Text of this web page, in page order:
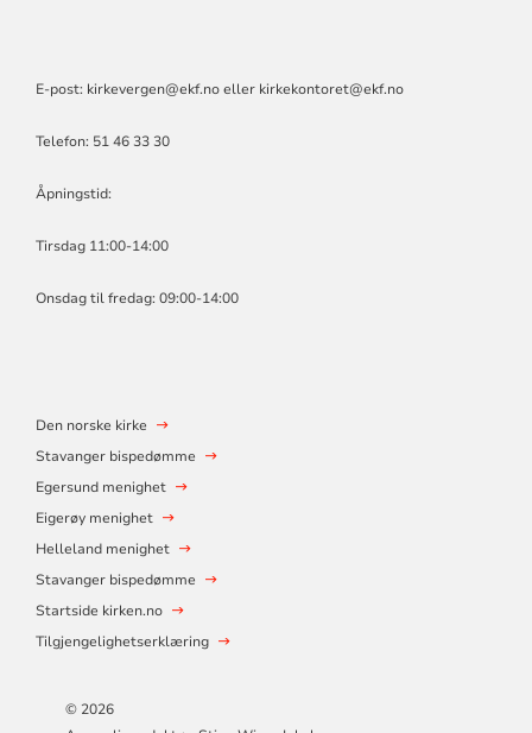
E-post: kirkevergen@ekf.no eller kirkekontoret@ekf.no
Telefon: 51 46 33 30
Åpningstid:
Tirsdag 11:00-14:00
Onsdag til fredag: 09:00-14:00
Den norske kirke
Stavanger bispedømme
Egersund menighet
Eigerøy menighet
Helleland menighet
Stavanger bispedømme
Startside kirken.no
Tilgjengelighetserklæring
© 2026